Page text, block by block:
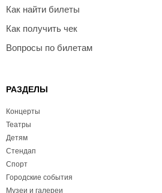
Как найти билеты
Как получить чек
Вопросы по билетам
РАЗДЕЛЫ
Концерты
Театры
Детям
Стендап
Спорт
Городские события
Музеи и галереи